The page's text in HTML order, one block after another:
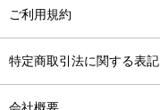
ご利用規約
特定商取引法に関する表記